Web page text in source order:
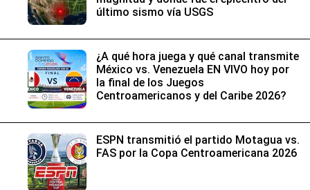
último sismo vía USGS
¿A qué hora juega y qué canal transmite
México vs. Venezuela EN VIVO hoy por
la final de los Juegos
Centroamericanos y del Caribe 2026?
ESPN transmitió el partido Motagua vs.
FAS por la Copa Centroamericana 2026